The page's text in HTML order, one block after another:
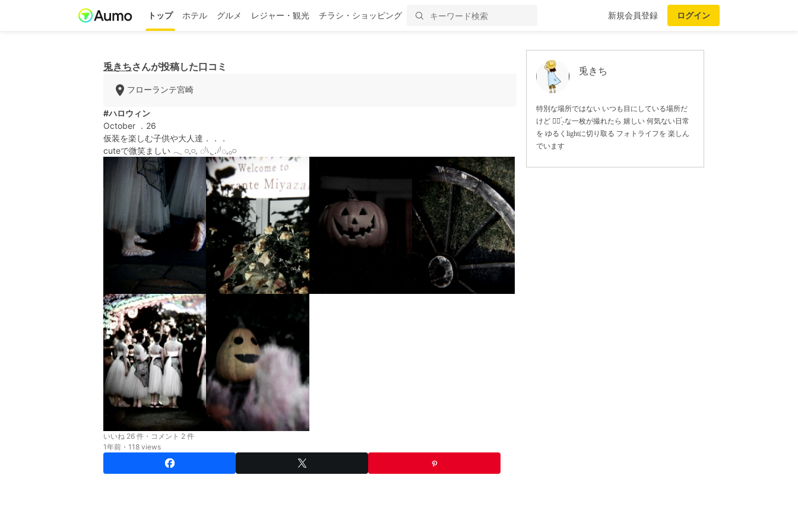
トップ ホテル グルメ レジャー・観光 チラシ・ショッピング 新規会員登録 ログイン
兎きちさんが投稿した口コミ
フローランテ宮崎
#ハロウィン
October ．26
仮装を楽しむ子供や大人達．．．
cuteで微笑ましい 𓂃 𓏸𓈒𓏸𓈒 ◌𓆩. ̫.𓆪︎︎◌𓈒𓂂𓏸
いいね 26 件・コメント 2 件
1年前・118 views
兎きち
特別な場所ではない いつも目にしている場所だ
けど 👍🏻 ̖́-‬な一枚が撮れたら 嬉しい 何気ない日常
を ゆるくlightに切り取る フォトライフを 楽しん
でいます